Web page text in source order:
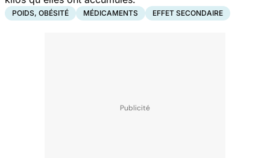
POIDS, OBÉSITÉ MÉDICAMENTS EFFET SECONDAIRE